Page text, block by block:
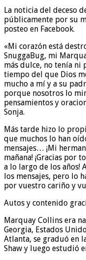
La noticia del deceso
públicamente por su
posteo en Facebook.
«Mi corazón está
SnuggaBug, mi
más dulce, no tenía ni
tiempo del que Dios
mucho a mí y a su
porque nosotros lo
pensamientos y
Sonja.
Más tarde hizo lo
que muchos lo han
mensajes… ¡Mi
mañana! ¡Gracias por
a lo largo de los años!
los mensajes, pero lo
por vuestro cariño y
Autos y contenido
Marquay Collins era
Georgia, Estados
Atlanta, se graduó en
Shaw y luego estudió